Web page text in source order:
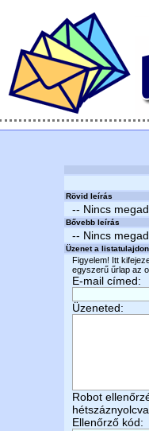
Rövid leírás
-- Nincs
Bővebb leírás
-- Nincs
Üzenet a
Figyelem! Itt
egyszerű űrlap az
E-mail címed:
Üzeneted:
Robot
Ellenőrző kód: